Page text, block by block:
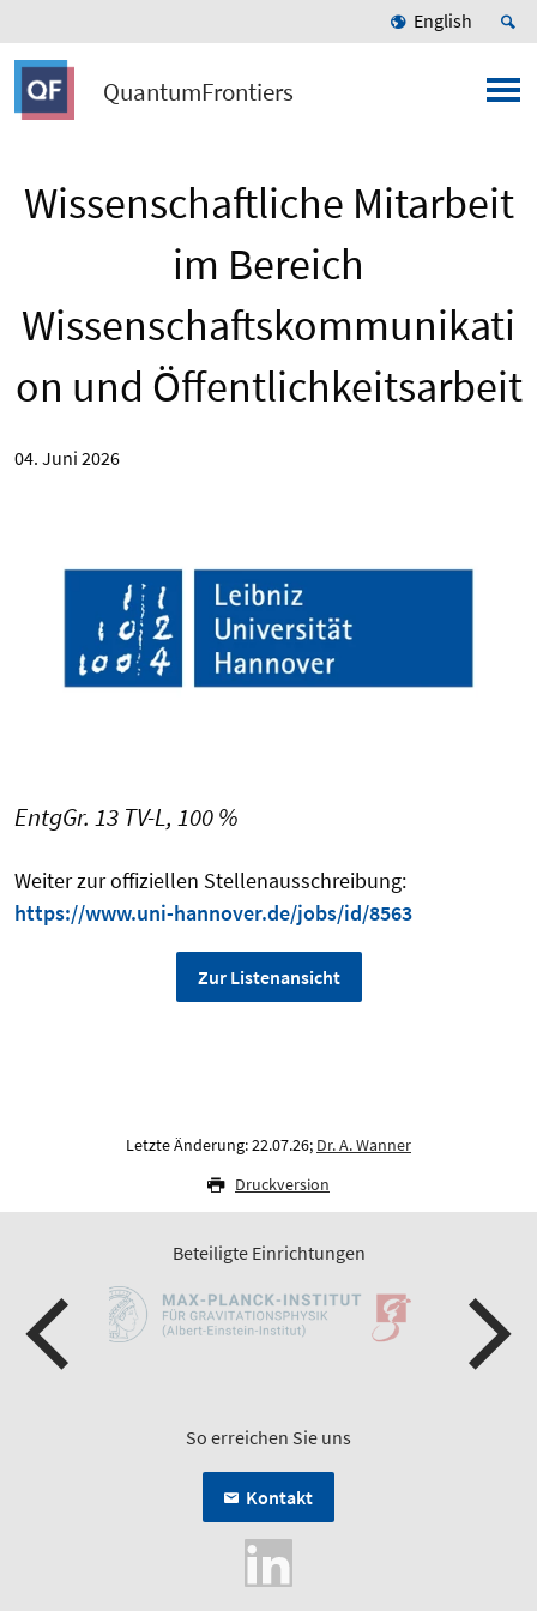
English
QuantumFrontiers
Wissenschaftliche Mitarbeit
im Bereich
Wissenschaftskommunikati
on und Öffentlichkeitsarbeit
04. Juni 2026
EntgGr. 13 TV-L, 100 %
Weiter zur offiziellen Stellenausschreibung:
https://www.uni-hannover.de/jobs/id/8563
Zur Listenansicht
Letzte Änderung: 22.07.26; Dr. A. Wanner
Druckversion
Beteiligte Einrichtungen
So erreichen Sie uns
Kontakt